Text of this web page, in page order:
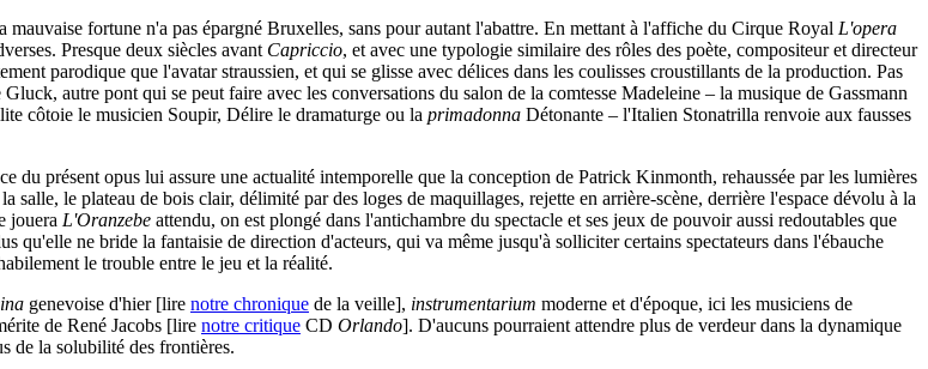
fortune n'a pas épargné Bruxelles, sans pour autant l'abattre. En mettant à l'affiche du Cirque Royal L'opera
Presque deux siècles avant Capriccio, et avec une typologie similaire des rôles des poète, compositeur et directeur
parodique que l'avatar straussien, et qui se glisse avec délices dans les coulisses croustillants de la production. Pas
autre pont qui se peut faire avec les conversations du salon de la comtesse Madeleine – la musique de Gassmann
côtoie le musicien Soupir, Délire le dramaturge ou la primadonna Détonante – l'Italien Stonatrilla renvoie aux fausses
du présent opus lui assure une actualité intemporelle que la conception de Patrick Kinmonth, rehaussée par les lumières
le plateau de bois clair, délimité par des loges de maquillages, rejette en arrière-scène, derrière l'espace dévolu à la
jouera L'Oranzebe attendu, on est plongé dans l'antichambre du spectacle et ses jeux de pouvoir aussi redoutables que
ne bride la fantaisie de direction d'acteurs, qui va même jusqu'à solliciter certains spectateurs dans l'ébauche
le trouble entre le jeu et la réalité.
genevoise d'hier [lire notre chronique de la veille], instrumentarium moderne et d'époque, ici les musiciens de
de René Jacobs [lire notre critique CD Orlando]. D'aucuns pourraient attendre plus de verdeur dans la dynamique
de la solubilité des frontières.